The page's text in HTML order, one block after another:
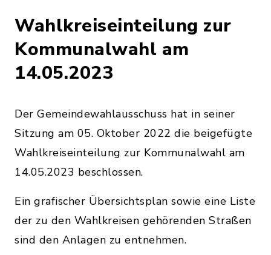
Wahlkreiseinteilung zur
Kommunalwahl am
14.05.2023
Der Gemeindewahlausschuss hat in seiner
Sitzung am 05. Oktober 2022 die beigefügte
Wahlkreiseinteilung zur Kommunalwahl am
14.05.2023 beschlossen.
Ein grafischer Übersichtsplan sowie eine Liste
der zu den Wahlkreisen gehörenden Straßen
sind den Anlagen zu entnehmen.